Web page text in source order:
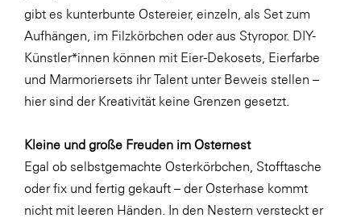
Libro
Lidl Österreich
Die Menü-Manufaktur
MTH Retail Group
OptimaMed
PAGRO
PHH Rechtsanwält:innen
gibt es kunterbunte Ostereier, einzeln, als Set zum
Aufhängen, im Filzkörbchen oder aus Styropor. DIY-
Künstler*innen können mit Eier-Dekosets, Eierfarbe
und Marmoriersets ihr Talent unter Beweis stellen –
hier sind der Kreativität keine Grenzen gesetzt.
Kleine und große Freuden im Osternest
Egal ob selbstgemachte Osterkörbchen, Stofftasche
oder fix und fertig gekauft – der Osterhase kommt
nicht mit leeren Händen. In den Nestern versteckt er